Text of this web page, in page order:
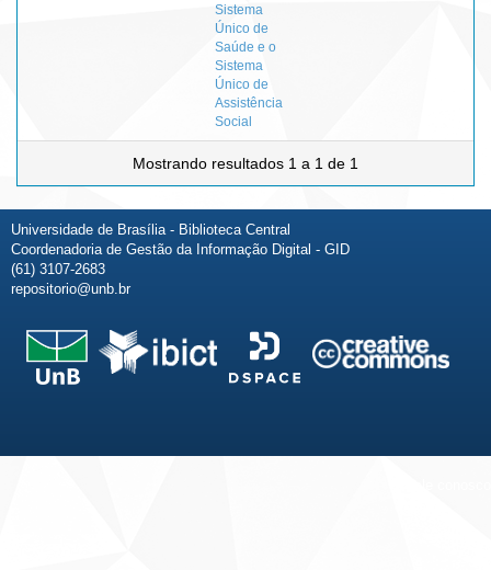
Sistema
Único de
Saúde e o
Sistema
Único de
Assistência
Social
Mostrando resultados 1 a 1 de 1
Universidade de Brasília - Biblioteca Central
Coordenadoria de Gestão da Informação Digital - GID
(61) 3107-2683
repositorio@unb.br